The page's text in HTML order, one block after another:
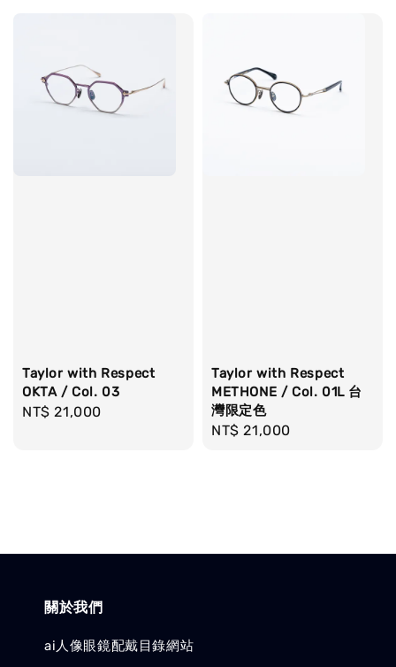
Taylor with Respect
OKTA / Col. 03
Regular
NT$ 21,000
Taylor with Respect
METHONE / Col. 01L 台
灣限定色
Regular
NT$ 21,000
關於我們
ai人像眼鏡配戴目錄網站